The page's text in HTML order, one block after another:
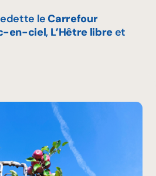
leCarrefour
en-ciel, L’Hêtre libreet